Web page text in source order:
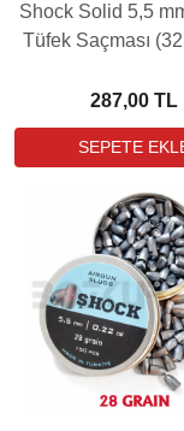
Shock Solid 5,5
Tüfek Saçması
287,00 TL